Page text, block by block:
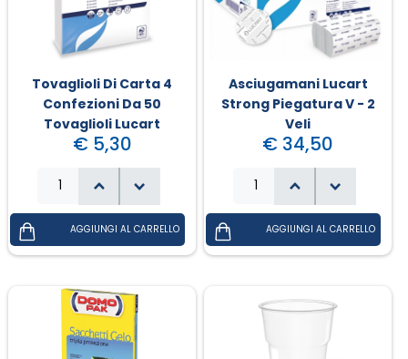
Tovaglioli Di Carta 4
Confezioni Da 50
Tovaglioli Lucart
€ 5,30
Asciugamani Lucart
Strong Piegatura V - 2
Veli
€ 34,50